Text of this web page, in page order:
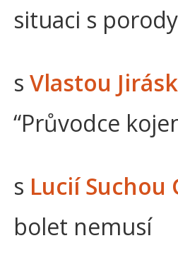
situaci s
s Vlastou
“Průvodce
s Lucií Suchou
bolet nemusí